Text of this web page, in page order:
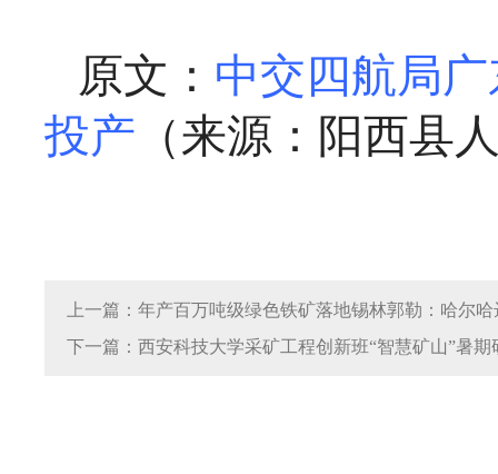
原文： 中交四航局
投产 （来源：阳西县
上一篇：年产百万吨级绿色铁矿落地锡林郭勒：哈尔
下一篇：西安科技大学采矿工程创新班“智慧矿山”暑